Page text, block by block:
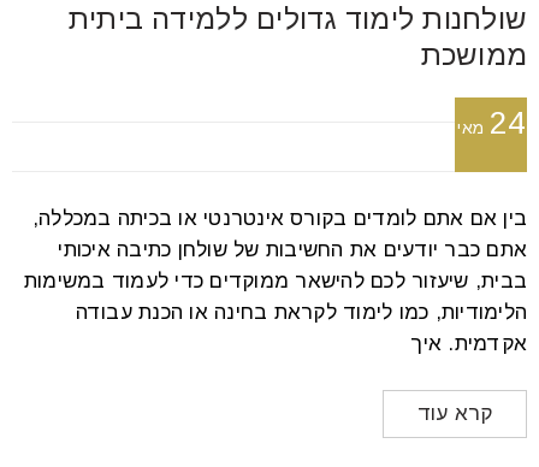
שולחנות לימוד גדולים ללמידה ביתית
ממושכת
24 מאי
בין אם אתם לומדים בקורס אינטרנטי או בכיתה במכללה,
אתם כבר יודעים את החשיבות של שולחן כתיבה איכותי
בבית, שיעזור לכם להישאר ממוקדים כדי לעמוד במשימות
הלימודיות, כמו לימוד לקראת בחינה או הכנת עבודה
אקדמית. איך
קרא עוד